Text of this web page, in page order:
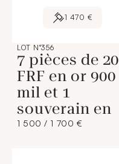
1 470 €
LOT N°356
7 pièces de 20
FRF en or 900
mil et 1
souverain en
1 500 / 1 700 €